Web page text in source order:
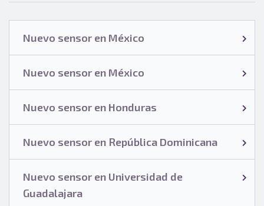
Nuevo sensor en México
Nuevo sensor en México
Nuevo sensor en Honduras
Nuevo sensor en República Dominicana
Nuevo sensor en Universidad de
Guadalajara